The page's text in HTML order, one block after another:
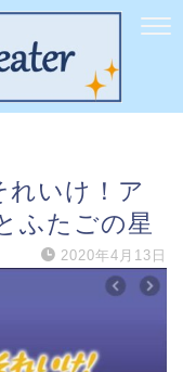
れいけ！ア
ふたごの星
2020年4月13日